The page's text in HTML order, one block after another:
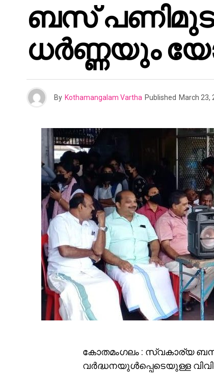
ബസ്
ധർണ്ണയും
By Kothamangalam Vartha Published March 23,
കോതമംഗലം : സ്വകാര്യ
വർദ്ധനയുൾപ്പെടെയുള്ള